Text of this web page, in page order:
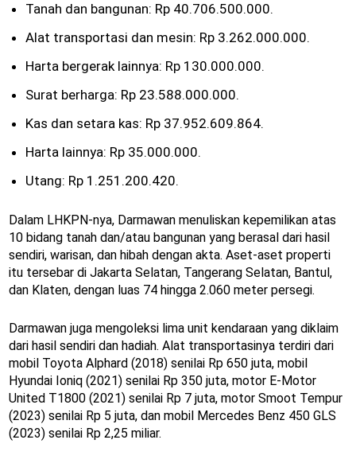
Tanah dan bangunan: Rp 40.706.500.000.
Alat transportasi dan mesin: Rp 3.262.000.000.
Harta bergerak lainnya: Rp 130.000.000.
Surat berharga: Rp 23.588.000.000.
Kas dan setara kas: Rp 37.952.609.864.
Harta lainnya: Rp 35.000.000.
Utang: Rp 1.251.200.420.
Dalam LHKPN-nya, Darmawan menuliskan kepemilikan atas
10 bidang tanah dan/atau bangunan yang berasal dari hasil
sendiri, warisan, dan hibah dengan akta. Aset-aset properti
itu tersebar di Jakarta Selatan, Tangerang Selatan, Bantul,
dan Klaten, dengan luas 74 hingga 2.060 meter persegi.
Darmawan juga mengoleksi lima unit kendaraan yang diklaim
dari hasil sendiri dan hadiah. Alat transportasinya terdiri dari
mobil Toyota Alphard (2018) senilai Rp 650 juta, mobil
Hyundai Ioniq (2021) senilai Rp 350 juta, motor E-Motor
United T1800 (2021) senilai Rp 7 juta, motor Smoot Tempur
(2023) senilai Rp 5 juta, dan mobil Mercedes Benz 450 GLS
(2023) senilai Rp 2,25 miliar.